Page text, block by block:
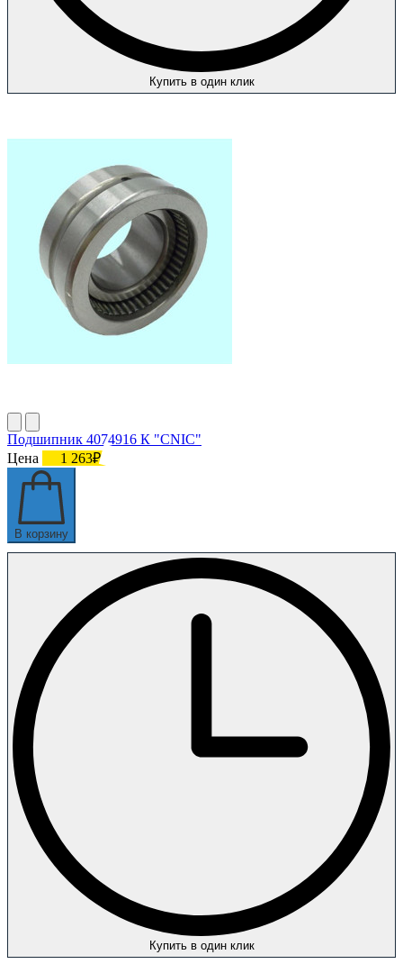
Купить в один клик
Подшипник 4074916 К "СNIC"
Цена
1 263₽
В корзину
Купить в один клик